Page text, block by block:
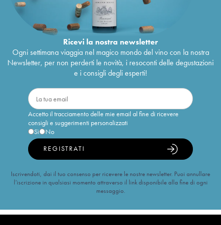
Ricevi la nostra newsletter
Ogni settimana viaggia nel magico mondo del vino con la nostra
Newsletter, per non perderti le novità, i resoconti delle degustazioni
e i consigli degli esperti!
Accetto il tracciamento delle mie email al fine di ricevere
consigli e suggerimenti personalizzati
Sì
No
REGISTRATI
Iscrivendoti, dai il tuo consenso per ricevere le nostre newsletter. Puoi annullare
l’iscrizione in qualsiasi momento attraverso il link disponibile alla fine di ogni
messaggio.